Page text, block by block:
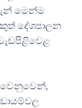
මෙන්ම
දේශපාලන
වෙනුවෙන්,